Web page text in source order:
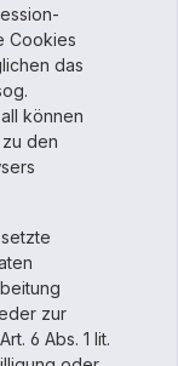
Cookies
das
können
den
zur
6 Abs. 1 lit.